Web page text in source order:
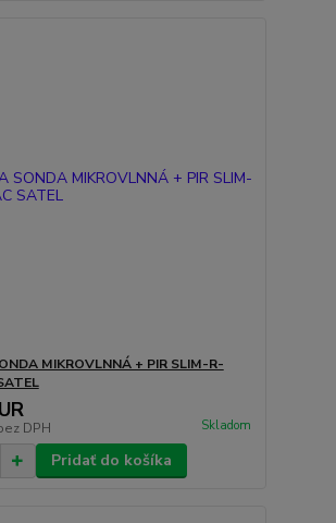
MIKROVLNNÁ + PIR SLIM-R-
DPH Skladom
Pridať do košíka